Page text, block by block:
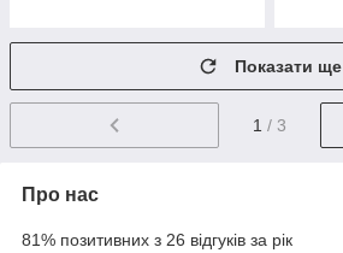
Показати ще
1 / 3
Про нас
81% позитивних з 26 відгуків за рік